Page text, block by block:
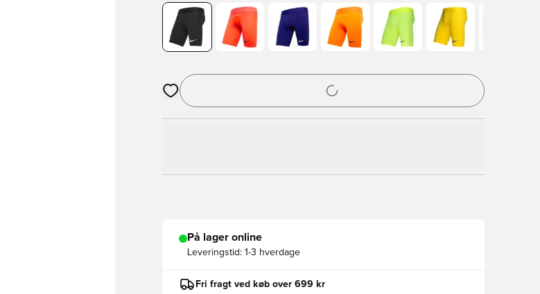
Åbner en Modal til at logge ind eller tilmelde dig som medlem
På lager online
Leveringstid: 1-3 hverdage
Fri fragt ved køb over 699 kr